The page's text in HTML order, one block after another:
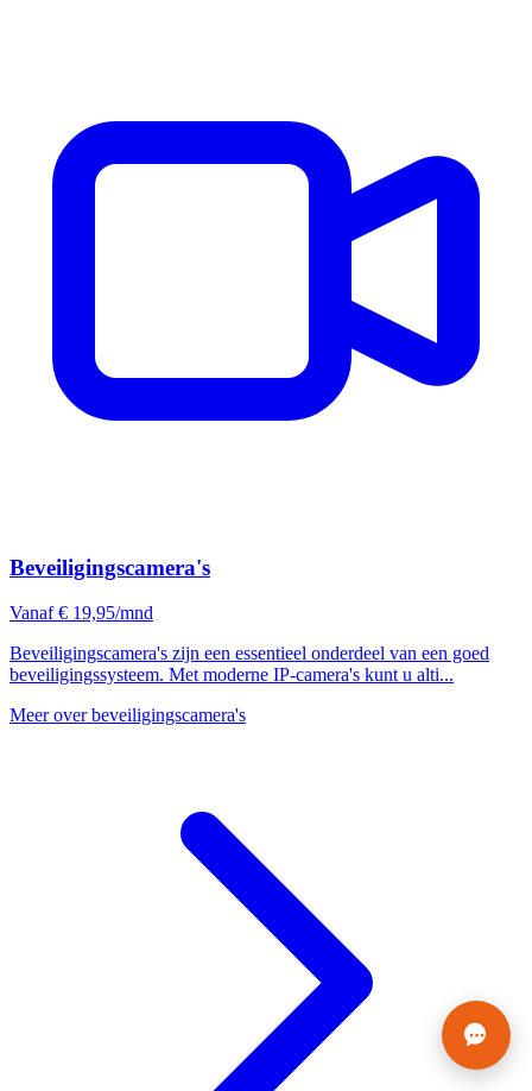
Beveiligingscamera's
Vanaf € 19,95/mnd
Beveiligingscamera's zijn een essentieel onderdeel van een goed
beveiligingssysteem. Met moderne IP-camera's kunt u alti...
Meer over beveiligingscamera's